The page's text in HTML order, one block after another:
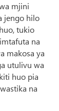
mjini
jengo hilo
tukio
na
makosa ya
utulivu wa
huo pia
na